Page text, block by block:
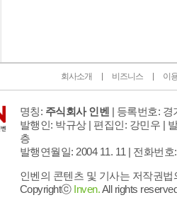
회사소개 비즈니스 이
명칭: 주식회사 인벤 | 등록번호: 경
발행인: 박규상 | 편집인: 강민우 |
층
발행연월일: 2004 11. 11 | 전화번호
인벤의 콘텐츠 및 기사는 저작권
Copyrightⓒ Inven.All rights